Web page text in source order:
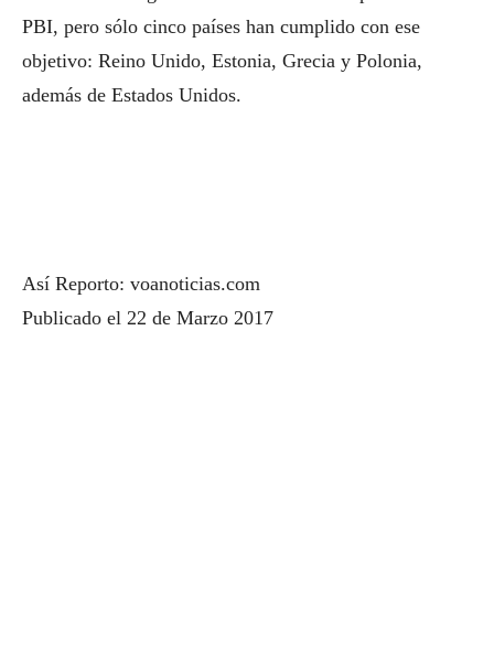
PBI, pero sólo cinco países han cumplido con ese
objetivo: Reino Unido, Estonia, Grecia y Polonia,
además de Estados Unidos.
Así Reporto: voanoticias.com
Publicado el 22 de Marzo 2017